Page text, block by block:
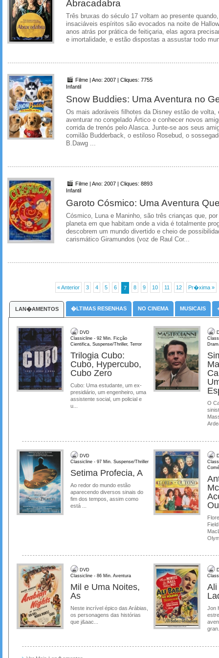
Abracadabra
Três bruxas do século 17 voltam ao presente
insaciáveis espíritos são evocados na noite de
anos atrás por prática de feitiçaria, elas agora
e imortalidade, e estão dispostas a assustar todo
Filme | Ano: 2007 | Cliques: 7755
Infantil
Snow Buddies: Uma Aventura no
Os mais adoráveis filhotes da Disney estão de volta,
aventurar no congelado Ártico e conhecer novos
corrida de trenós pelo Alasca. Junte-se aos seus
comilão Budderback, o estiloso Rosebud, o
B.Dawg ...
Filme | Ano: 2007 | Cliques: 8893
Infantil
Garoto Cósmico: Uma Aventura
Cósmico, Luna e Maninho, são três crianças que,
planeta em que habitam onde a vida é totalmente
descobrem um mundo divertido e cheio de
carismático Giramundos (voz de Raul Cor...
« Anterior 3 4 5 6 7 8 9 10 11 12 Pr�xima »
LAN�AMENTOS �LTIMAS RESENHAS NO CINEMA MUSICAIS
DVD
Classicline - 92 Min. Ficção
Cientifica, Suspense/Thriller, Terror
Trilogia Cubo:
Cubo, Hypercubo,
Cubo Zero
Cubo: Uma estudante, um ex-
presidiário, um engenheiro, uma
assistente social, um policial e
u...
O
DVD
Classicline - 97 Min. Suspense/Thriller
Setima Profecia, A
Ao redor do mundo estão
aparecendo diversos sinais do
fim dos tempos, assim como
está ...
DVD
Classicline - 86 Min. Aventura
Mil e Uma Noites,
As
Neste incrível épico das Arábias,
os personagens das histórias
que j&aac...
Ali
Jon